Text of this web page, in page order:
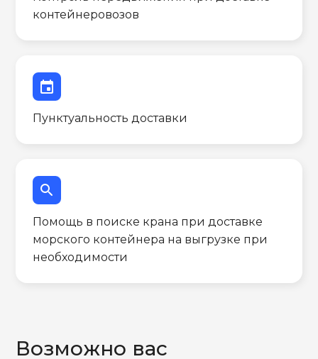
контейнеровозов
event
Пунктуальность доставки
search
Помощь в поиске крана при доставке
морского контейнера на выгрузке при
необходимости
Возможно вас